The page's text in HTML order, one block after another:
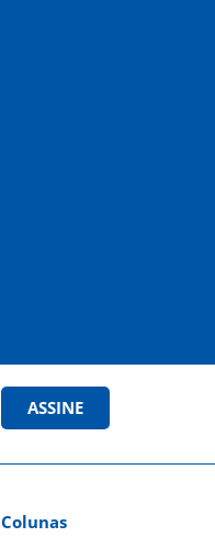
ASSINE
Colunas